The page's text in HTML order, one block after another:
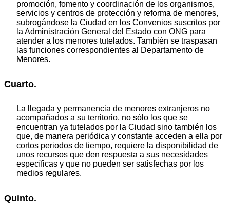
promoción, fomento y coordinación de los organismos,
servicios y centros de protección y reforma de menores,
subrogándose la Ciudad en los Convenios suscritos por
la Administración General del Estado con ONG para
atender a los menores tutelados. También se traspasan
las funciones correspondientes al Departamento de
Menores.
Cuarto.
La llegada y permanencia de menores extranjeros no
acompañados a su territorio, no sólo los que se
encuentran ya tutelados por la Ciudad sino también los
que, de manera periódica y constante acceden a ella por
cortos periodos de tiempo, requiere la disponibilidad de
unos recursos que den respuesta a sus necesidades
específicas y que no pueden ser satisfechas por los
medios regulares.
Quinto.